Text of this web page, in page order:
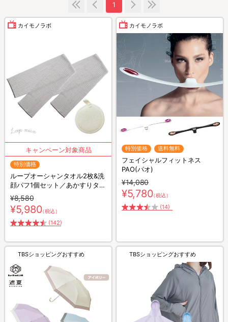
1
カイモノラボ
特別価格
ループオーシャンタオル2枚&洗
顔パフ1個セット／あかすりタオ
ル
¥8,580
¥5,980（税込）
(142)
カイモノラボ
特別価格 送料無料
フェイシャルフィットネス
PAO(パオ)
¥14,080
¥5,780（税込）
(14)
TBSショッピングおすすめ TBSショッピングおすすめ